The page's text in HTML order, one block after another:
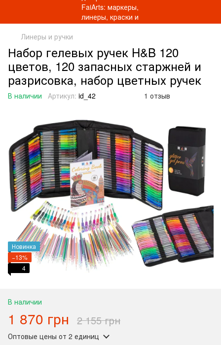
Линеры и ручки
Набор гелевых ручек H&B 120
цветов, 120 запасных старжней и
разрисовка, набор цветных ручек
В наличии Артикул: id_42 1 отзыв
Новинка
−13%
4
В наличии
1 870 грн 2 155 грн
Оптовые цены от 2 единиц